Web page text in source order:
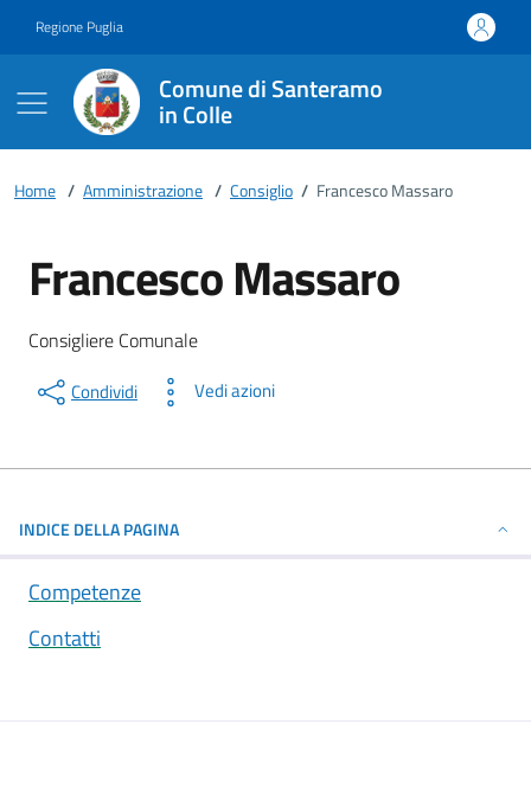
Regione Puglia
Comune di Santeramo
in Colle
Home / Amministrazione / Consiglio / Francesco Massaro
Francesco Massaro
Dettagli della persona
Descrizione breve
Consigliere Comunale
Condividi Vedi azioni
INDICE DELLA PAGINA
Competenze
Contatti